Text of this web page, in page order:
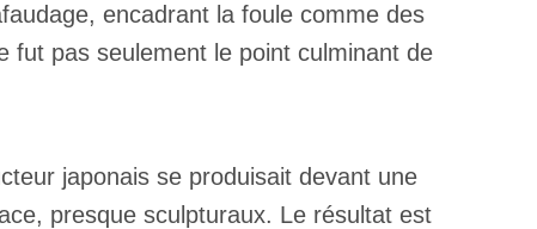
encadrant la foule comme des
fut pas seulement le point culminant de
japonais se produisait devant une
presque sculpturaux. Le résultat est